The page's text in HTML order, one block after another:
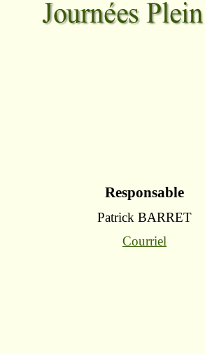
Responsable
Patrick BARRET
Courriel